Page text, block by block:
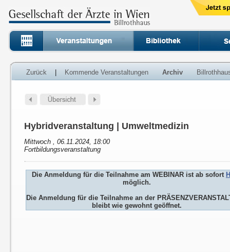
Zurück Kommende Veranstaltungen Archiv
Hybridveranstaltung | Umweltmedizin
Mittwoch , 06.11.2024, 18:00
Fortbildungsveranstaltung
Die Anmeldung für die Teilnahme am WEBINAR ist ab sofort
möglich.
Die Anmeldung für die Teilnahme an der
bleibt wie gewohnt geöffnet.